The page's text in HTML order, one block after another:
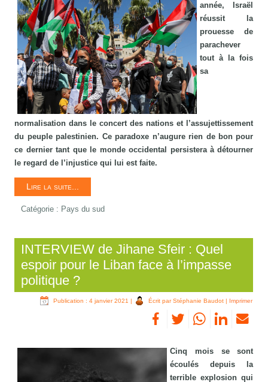
année, Israël
réussit la
prouesse de
parachever
tout à la fois
sa
normalisation dans le concert des nations et l’assujettissement
du peuple palestinien. Ce paradoxe n’augure rien de bon pour
ce dernier tant que le monde occidental persistera à détourner
le regard de l’injustice qui lui est faite.
Lire la suite...
Catégorie : Pays du sud
INTERVIEW de Jihane Sfeir : Quel
espoir pour le Liban face à l’impasse
politique ?
Publication : 4 janvier 2021 | Écrit par Stéphanie Baudot | Imprimer
Cinq mois se sont
écoulés depuis la
terrible explosion qui